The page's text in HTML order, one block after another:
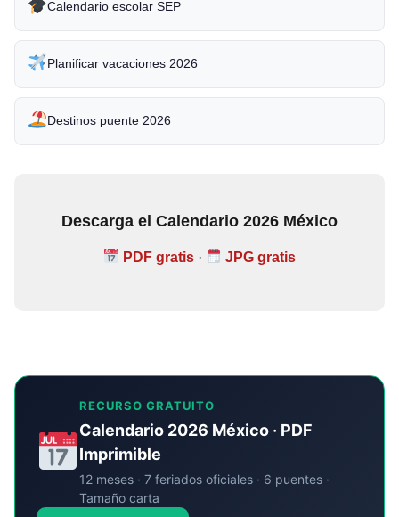
Calendario escolar SEP
Planificar vacaciones 2026
Destinos puente 2026
Descarga el Calendario 2026 México
PDF gratis · JPG gratis
RECURSO GRATUITO
Calendario 2026 México · PDF
Imprimible
12 meses · 7 feriados oficiales · 6 puentes ·
Tamaño carta